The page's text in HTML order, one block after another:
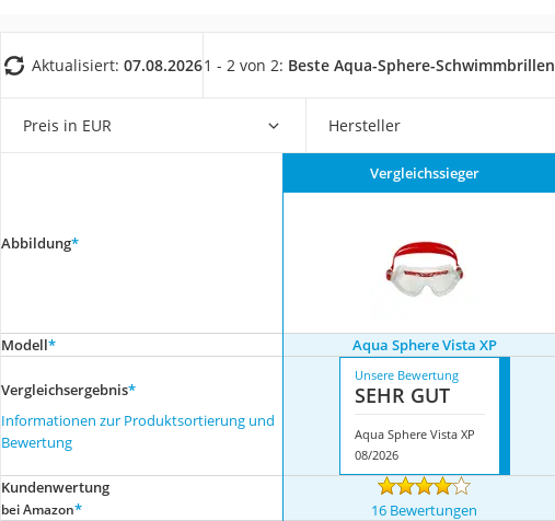
Vibrationsplatte
Sicherheitsweste Reiten
Service
Aktualisiert: 07.08.20261 - 2 von 2: Beste Aqua-Sphere-Schwimmbrillen
Preis in EUR Hersteller
Abbildung*
Vergleichssieger
Modell* Aqua Sphere Vista XP
Vergleichsergebnis*
Informationen zur Produktsortierung und
Bewertung
Unsere Bewertung
SEHR GUT
Aqua Sphere Vista XP
08/2026
Kundenwertung
bei Amazon* 16 Bewertungen